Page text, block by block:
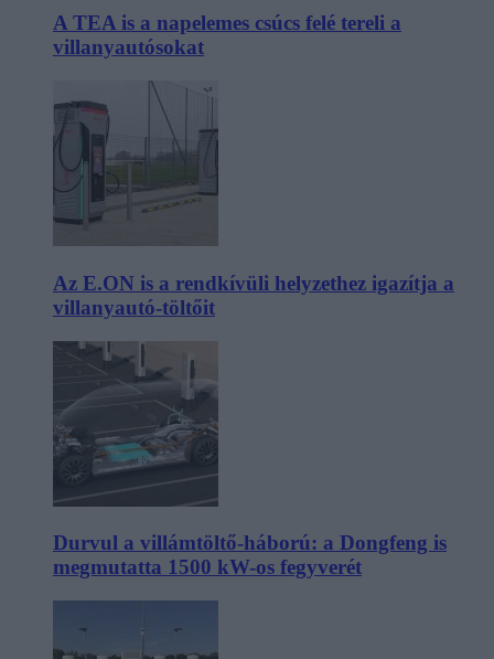
A TEA is a napelemes csúcs felé tereli a
villanyautósokat
Az E.ON is a rendkívüli helyzethez igazítja a
villanyautó-töltőit
Durvul a villámtöltő-háború: a Dongfeng is
megmutatta 1500 kW-os fegyverét